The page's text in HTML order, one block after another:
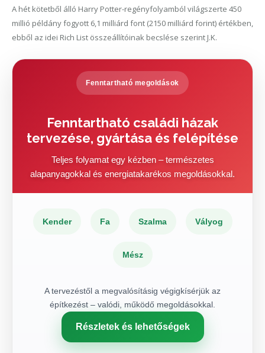
A hét kötetből álló Harry Potter-regényfolyamból világszerte 450
millió példány fogyott 6,1 milliárd font (2150 milliárd forint) értékben,
ebből az idei Rich List összeállítóinak becslése szerint J.K.
Fenntartható megoldások
Fenntartható családi házak
tervezése, gyártása és felépítése
Teljes folyamat egy kézben – természetes
alapanyagokkal és energiatakarékos megoldásokkal.
Kender Fa Szalma Vályog
Mész
A tervezéstől a megvalósításig végigkísérjük az
építkezést – valódi, működő megoldásokkal.
Részletek és lehetőségek